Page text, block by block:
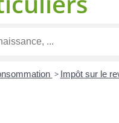
> Impôt sur le